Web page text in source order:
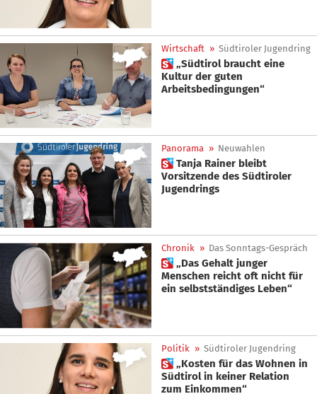
Wirtschaft » Südtiroler Jugendring
 „Südtirol braucht eine
Kultur der guten
Arbeitsbedingungen“
Panorama » Neuwahlen
 Tanja Rainer bleibt
Vorsitzende des Südtiroler
Jugendrings
Chronik » Das Sonntags-Gespräch
 „Das Gehalt junger
Menschen reicht oft nicht für
ein selbstständiges Leben“
Politik » Südtiroler Jugendring
 „Kosten für das Wohnen in
Südtirol in keiner Relation
zum Einkommen“